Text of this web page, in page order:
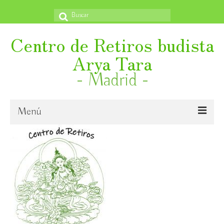
Buscar
por:
Centro de Retiros budista
Arya Tara
- Madrid -
Menú
Inicio
¿Quiénes somos?
Novedades
Emanación en vida de S. E. Ling Rinpoche VI.
Libertad Religiosa Internacional, 27 octubre – aparece
próximamente y un book trailer también